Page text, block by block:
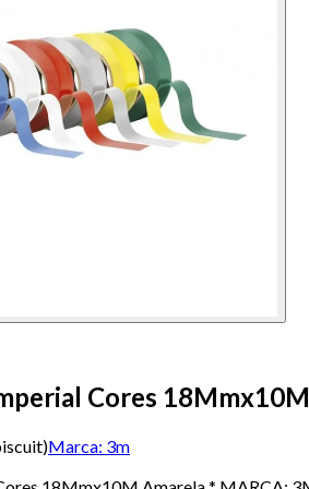
Cores
)Marca: 3m